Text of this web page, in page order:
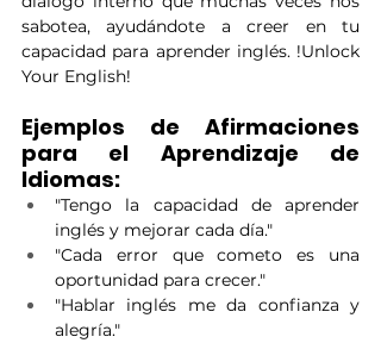
sabotea, ayudándote a creer en tu
capacidad para aprender inglés. !Unlock
Your English!
Ejemplos de Afirmaciones
para el Aprendizaje de
Idiomas:
"Tengo la capacidad de aprender
inglés y mejorar cada día."
"Cada error que cometo es una
oportunidad para crecer."
"Hablar inglés me da confianza y
alegría."